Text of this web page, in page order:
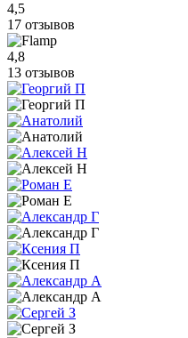
4,5
17 отзывов
4,8
13 отзывов